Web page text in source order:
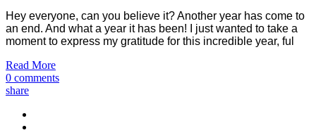
Hey everyone, can you believe it? Another year has come to
an end. And what a year it has been! I just wanted to take a
moment to express my gratitude for this incredible year, ful
Read More
0 comments
share